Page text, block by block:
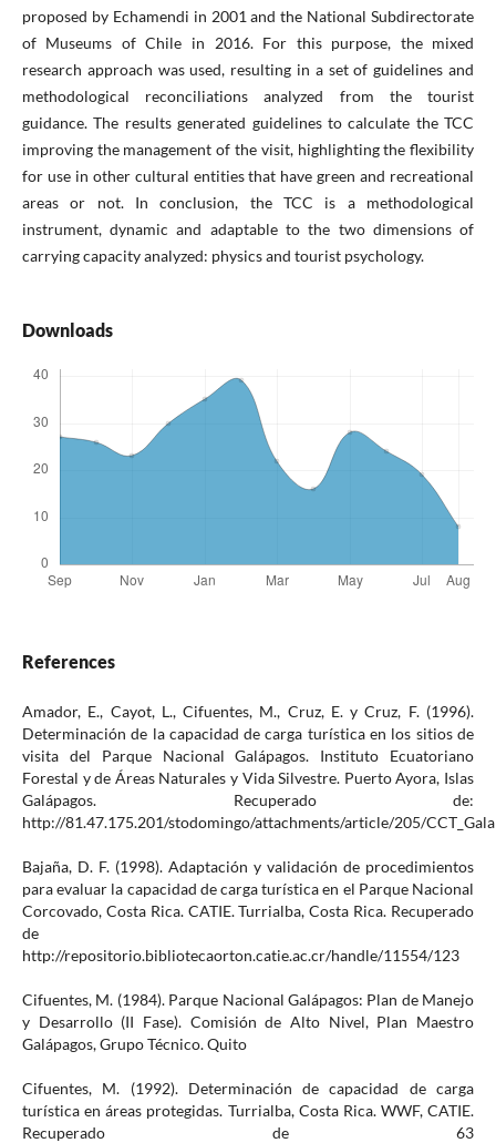
proposed by Echamendi in 2001 and the National Subdirectorate
of Museums of Chile in 2016. For this purpose, the mixed
research approach was used, resulting in a set of guidelines and
methodological reconciliations analyzed from the tourist
guidance. The results generated guidelines to calculate the TCC
improving the management of the visit, highlighting the flexibility
for use in other cultural entities that have green and recreational
areas or not. In conclusion, the TCC is a methodological
instrument, dynamic and adaptable to the two dimensions of
carrying capacity analyzed: physics and tourist psychology.
Downloads
References
Amador, E., Cayot, L., Cifuentes, M., Cruz, E. y Cruz, F. (1996).
Determinación de la capacidad de carga turística en los sitios de
visita del Parque Nacional Galápagos. Instituto Ecuatoriano
Forestal y de Áreas Naturales y Vida Silvestre. Puerto Ayora, Islas
Galápagos. Recuperado de:
http://81.47.175.201/stodomingo/attachments/article/205/
Bajaña, D. F. (1998). Adaptación y validación de procedimientos
para evaluar la capacidad de carga turística en el Parque Nacional
Corcovado, Costa Rica. CATIE. Turrialba, Costa Rica. Recuperado
de
http://repositorio.bibliotecaorton.catie.ac.cr/handle/11554/123
Cifuentes, M. (1984). Parque Nacional Galápagos: Plan de Manejo
y Desarrollo (II Fase). Comisión de Alto Nivel, Plan Maestro
Galápagos, Grupo Técnico. Quito
Cifuentes, M. (1992). Determinación de capacidad de carga
turística en áreas protegidas. Turrialba, Costa Rica. WWF, CATIE.
Recuperado de 63